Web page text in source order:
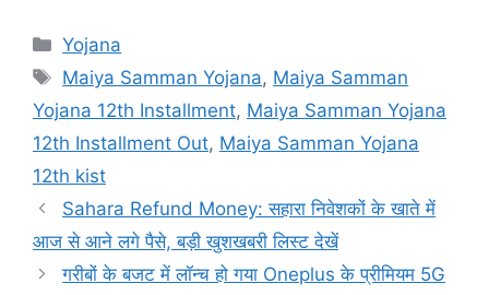
Categories
Yojana
Tags
Maiya Samman Yojana, Maiya Samman
Yojana 12th Installment, Maiya Samman Yojana
12th Installment Out, Maiya Samman Yojana
12th kist
Sahara Refund Money: सहारा निवेशकों के खाते में
आज से आने लगे पैसे, बड़ी खुशखबरी लिस्ट देखें
गरीबों के बजट में लॉन्च हो गया Oneplus के प्रीमियम 5G